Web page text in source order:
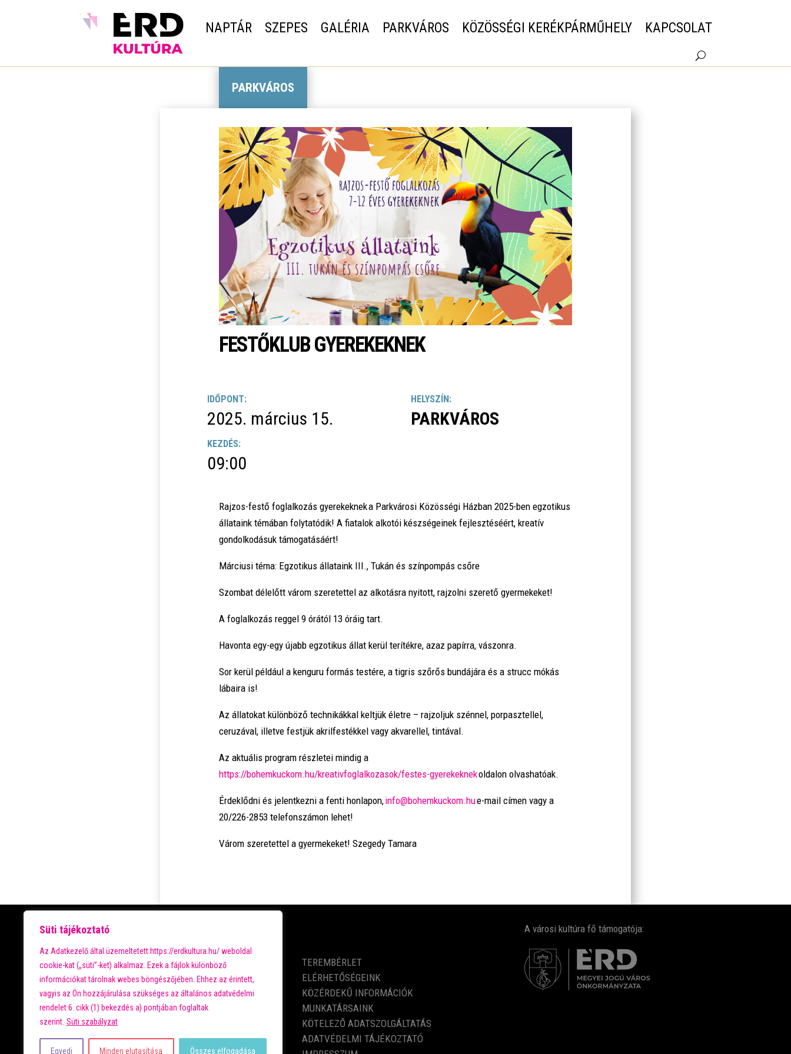
Süti tájékoztató
Az Adatkezelő által üzemeltetett https://erdkultura.hu/ weboldal
cookie-kat („süti”-ket) alkalmaz. Ezek a fájlok különböző
információkat tárolnak webes böngészőjében. Ehhez az érintett,
vagyis az Ön hozzájárulása szükséges az általános adatvédelmi
rendelet 6. cikk (1) bekezdés a) pontjában foglaltak
szerint. Süti szabályzat
Egyedi Minden elutasítása Összes elfogadása
NAPTÁR SZEPES GALÉRIA PARKVÁROS KÖZÖSSÉGI KERÉKPÁRMŰHELY KAPCSOLAT
PARKVÁROS
FESTŐKLUB GYEREKEKNEK
IDŐPONT:
2025. március 15.
KEZDÉS:
09:00
HELYSZÍN:
PARKVÁROS
Rajzos-festő foglalkozás gyerekekneka Parkvárosi Közösségi Házban 2025-ben egzotikus
állataink témában folytatódik! A fiatalok alkotói készségeinek fejlesztéséért, kreatív
gondolkodásuk támogatásáért!
Márciusi téma: Egzotikus állataink III., Tukán és színpompás csőre
Szombat délelőtt várom szeretettel az alkotásra nyitott, rajzolni szerető gyermekeket!
A foglalkozás reggel 9 órától 13 óráig tart.
Havonta egy-egy újabb egzotikus állat kerül terítékre, azaz papírra, vászonra.
Sor kerül például a kenguru formás testére, a tigris szőrős bundájára és a strucc mókás
lábaira is!
Az állatokat különböző technikákkal keltjük életre – rajzoljuk szénnel, porpasztellel,
ceruzával, illetve festjük akrilfestékkel vagy akvarellel, tintával.
Az aktuális program részletei mindig a
https://bohemkuckom.hu/kreativfoglalkozasok/festes-gyerekeknekoldalon olvashatóak.
Érdeklődni és jelentkezni a fenti honlapon,info@bohemkuckom.hue-mail címen vagy a
20/226-2853 telefonszámon lehet!
Várom szeretettel a gyermekeket! Szegedy Tamara
PROGRAMOK
NAPTÁR
SZEPES
GALÉRIA
PARKVÁROS
KÖZÖSSÉGI KERÉKPÁRMŰHELY
KAPCSOLAT
TEREMBÉRLET
ELÉRHETŐSÉGEINK
KÖZÉRDEKŰ INFORMÁCIÓK
MUNKATÁRSAINK
KÖTELEZŐ ADATSZOLGÁLTATÁS
ADATVÉDELMI TÁJÉKOZTATÓ
A városi kultúra fő támogatója: